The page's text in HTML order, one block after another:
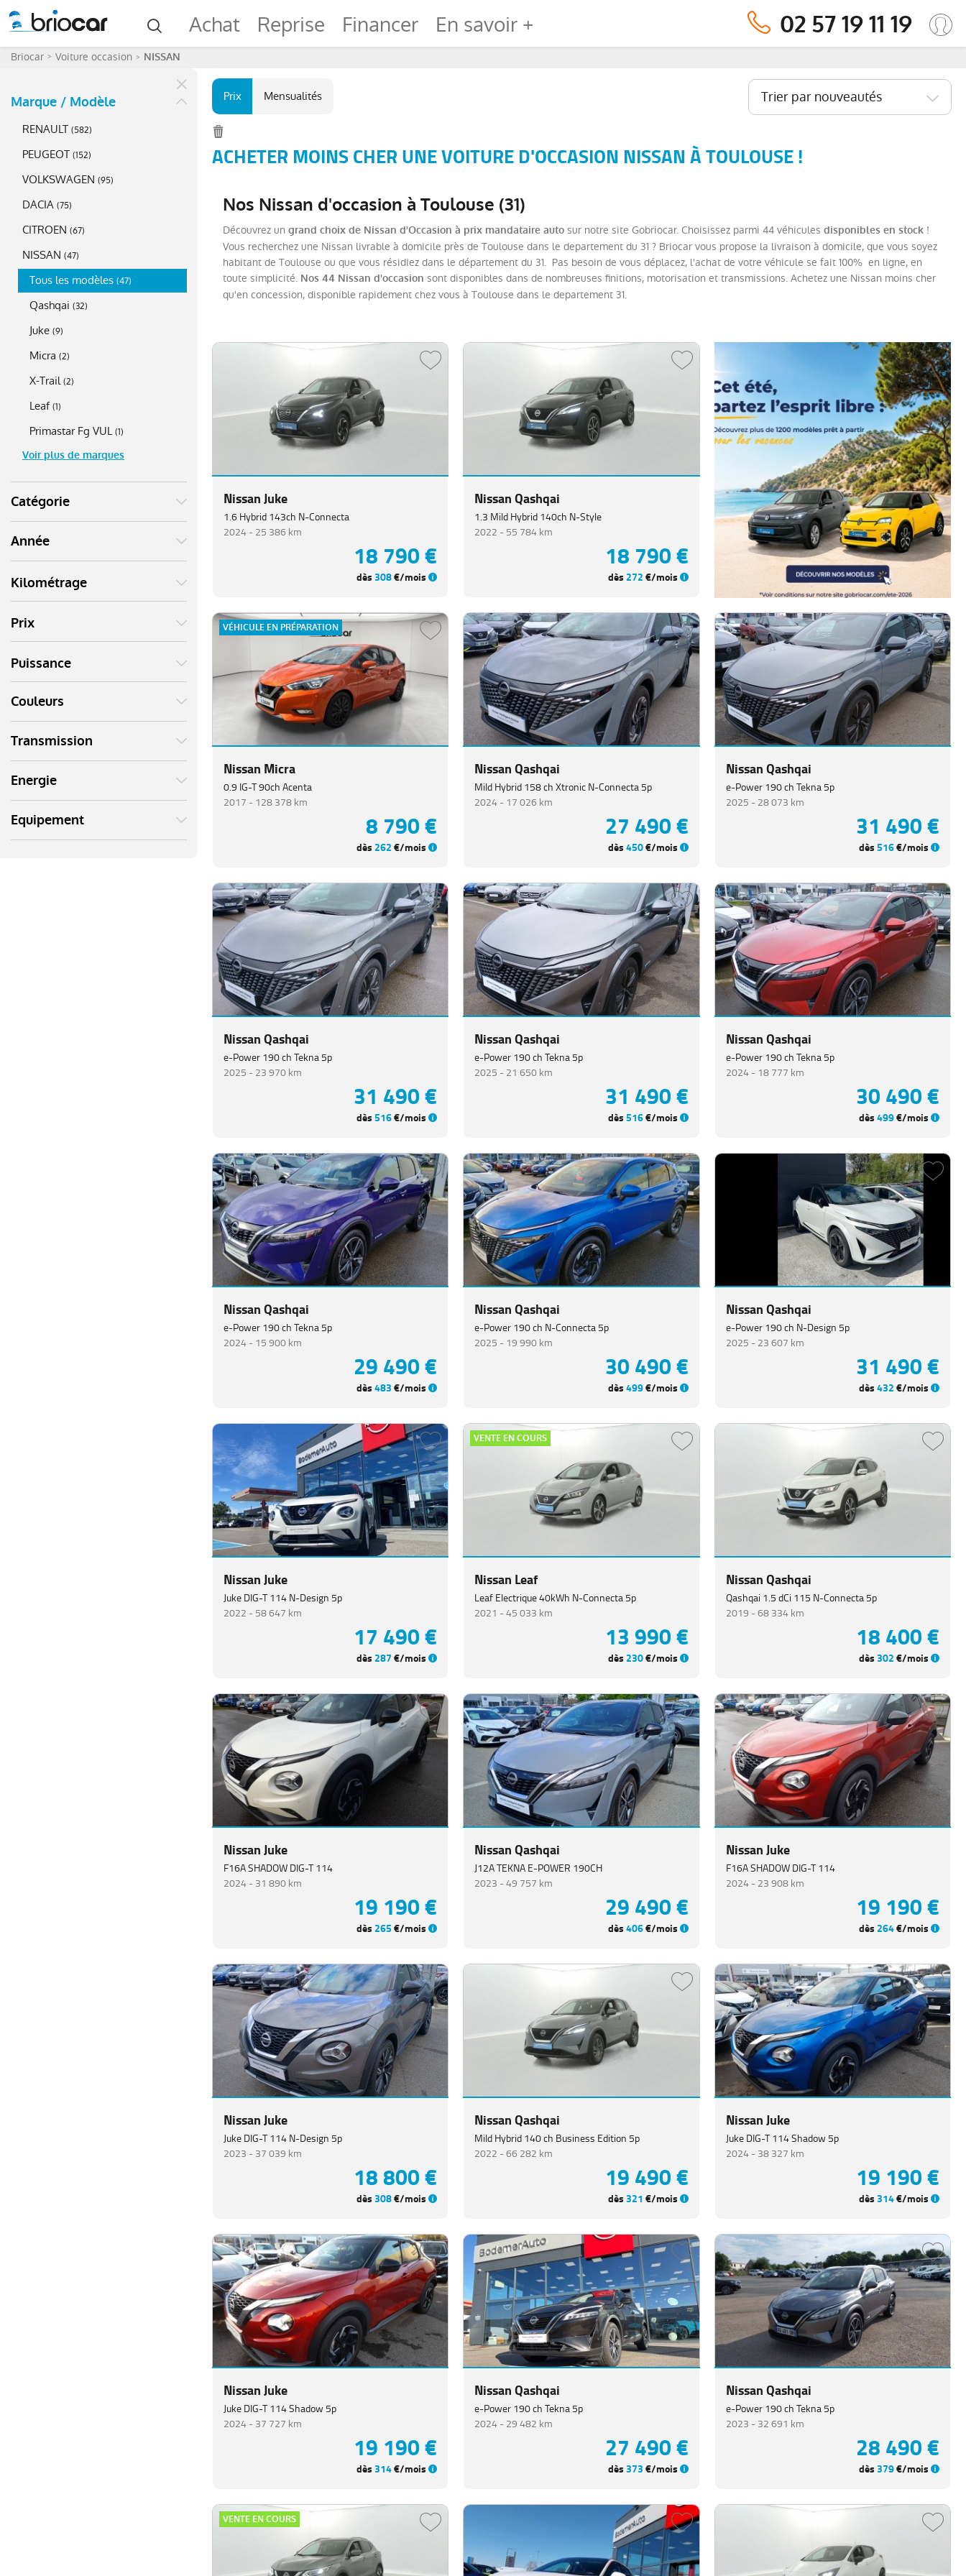
Achat Reprise Financer En savoir + 02 57 19 11 19
Briocar Voiture occasion NISSAN
Marque / Modèle
RENAULT (582)
PEUGEOT (152)
VOLKSWAGEN (95)
DACIA (75)
CITROEN (67)
NISSAN (47)
Tous les modèles (47)
Qashqai (32)
Juke (9)
Micra (2)
X-Trail (2)
Leaf (1)
Primastar Fg VUL (1)
Voir plus de marques
Catégorie
Année
Kilométrage
Prix
Puissance
Couleurs
Transmission
Energie
Equipement
Prix Mensualités Trier par nouveautés
ACHETER MOINS CHER UNE VOITURE D'OCCASION NISSAN À TOULOUSE !
Nos Nissan d'occasion à Toulouse (31)
Découvrez un grand choix de Nissan d'Occasion à prix mandataire auto sur notre site Gobriocar. Choisissez parmi 44 véhicules disponibles en stock !
Vous recherchez une Nissan livrable à domicile près de Toulouse dans le departement du 31 ? Briocar vous propose la livraison à domicile, que vous soyez
habitant de Toulouse ou que vous résidiez dans le département du 31. Pas besoin de vous déplacez, l'achat de votre véhicule se fait 100% en ligne, en
toute simplicité. Nos 44 Nissan d'occasion sont disponibles dans de nombreuses finitions, motorisation et transmissions. Achetez une Nissan moins cher
qu'en concession, disponible rapidement chez vous à Toulouse dans le departement 31.
Nissan Juke
1.6 Hybrid 143ch N-Connecta
2024 -25 386 km
18 790 €
dès308€/mois
Nissan Qashqai
1.3 Mild Hybrid 140ch N-Style
2022 -55 784 km
18 790 €
dès 272€/mois
VÉHICULE EN PRÉPARATION
Nissan Micra
0.9 IG-T 90ch Acenta
2017 - 128 378 km
8 790 €
dès 262€/mois
Nissan Qashqai
Mild Hybrid 158 ch Xtronic N-Connecta 5p
2024 - 17 026 km
27 490 €
dès450€/mois
Nissan Qashqai
e-Power 190 ch Tekna 5p
2025 -28 073 km
31 490 €
dès516€/mois
Nissan Qashqai
e-Power 190 ch Tekna 5p
2025 -23 970 km
31 490 €
dès516€/mois
Nissan Qashqai
e-Power 190 ch Tekna 5p
2025 -21 650 km
31 490 €
dès516€/mois
Nissan Qashqai
e-Power 190 ch Tekna 5p
2024 - 18 777 km
30 490 €
dès499€/mois
Nissan Qashqai
e-Power 190 ch Tekna 5p
2024 - 15 900 km
29 490 €
dès483€/mois
Nissan Qashqai
e-Power 190 ch N-Connecta 5p
2025 - 19 990 km
30 490 €
dès499€/mois
Nissan Qashqai
e-Power 190 ch N-Design 5p
2025 -23 607 km
31 490 €
dès432€/mois
Nissan Juke
Juke DIG-T 114 N-Design 5p
2022 -58 647 km
17 490 €
dès 287€/mois
VENTE EN COURS
Nissan Leaf
Leaf Electrique 40kWh N-Connecta 5p
2021 -45 033 km
13 990 €
dès 230€/mois
Nissan Qashqai
Qashqai 1.5 dCi 115 N-Connecta 5p
2019 -68 334 km
18 400 €
dès302€/mois
Nissan Juke
F16A SHADOW DIG-T 114
2024 -31 890 km
19 190 €
dès 265€/mois
Nissan Qashqai
J12A TEKNA E-POWER 190CH
2023 -49 757 km
29 490 €
dès406€/mois
Nissan Juke
F16A SHADOW DIG-T 114
2024 -23 908 km
19 190 €
dès 264€/mois
Nissan Juke
Juke DIG-T 114 N-Design 5p
2023 -37 039 km
18 800 €
dès308€/mois
Nissan Qashqai
Mild Hybrid 140 ch Business Edition 5p
2022 -66 282 km
19 490 €
dès321 €/mois
Nissan Juke
Juke DIG-T 114 Shadow 5p
2024 -38 327 km
19 190 €
dès314€/mois
Nissan Juke
Juke DIG-T 114 Shadow 5p
2024 -37 727 km
19 190 €
dès314€/mois
Nissan Qashqai
e-Power 190 ch Tekna 5p
2024 -29 482 km
27 490 €
dès373€/mois
Nissan Qashqai
e-Power 190 ch Tekna 5p
2023 -32 691 km
28 490 €
dès379€/mois
VENTE EN COURS